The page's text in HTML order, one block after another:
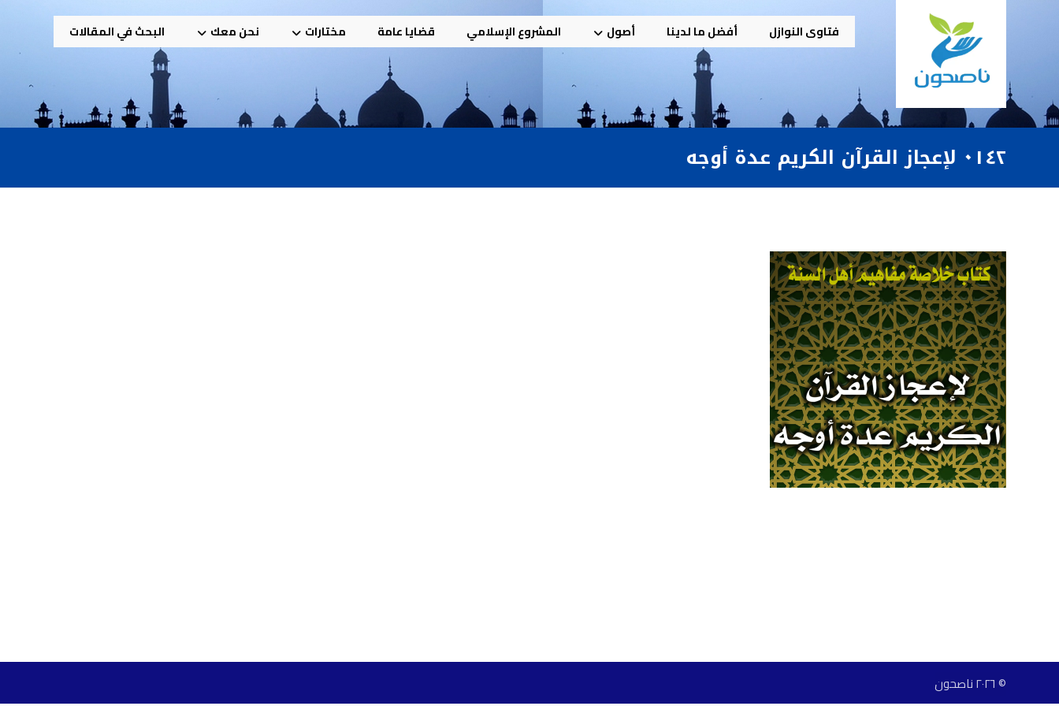
فتاوى النوازل أفضل ما لدينا أصول المشروع الإسلامي قضايا عامة مختارات نحن معك البحث في المقالات
٠١٤٢ لإعجاز القرآن الكريم عدة أوجه
© ٢٠٢٦ ناصحون